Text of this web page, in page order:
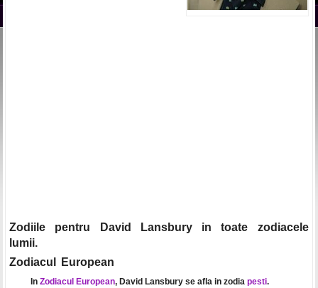
Zodiile pentru David Lansbury in toate zodiacele
lumii.
Zodiacul European
In Zodiacul European, David Lansbury se afla in zodia pesti.